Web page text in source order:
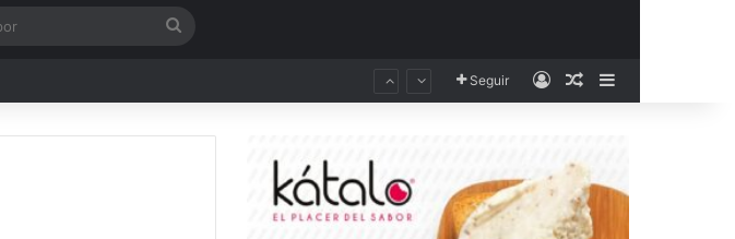
Seguir AccesoPublicación al